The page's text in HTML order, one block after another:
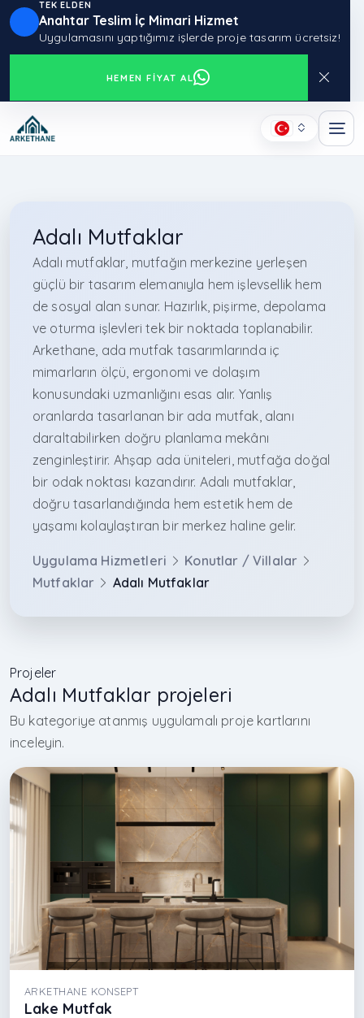
TEK ELDEN
Anahtar Teslim İç Mimari Hizmet
Uygulamasını yaptığımız işlerde proje tasarım ücretsiz!
HEMEN FIYAT AL
Adalı Mutfaklar
Adalı mutfaklar, mutfağın merkezine yerleşen
güçlü bir tasarım elemanıyla hem işlevsellik hem
de sosyal alan sunar. Hazırlık, pişirme, depolama
ve oturma işlevleri tek bir noktada toplanabilir.
Arkethane, ada mutfak tasarımlarında iç
mimarların ölçü, ergonomi ve dolaşım
konusundaki uzmanlığını esas alır. Yanlış
oranlarda tasarlanan bir ada mutfak, alanı
daraltabilirken doğru planlama mekânı
zenginleştirir. Ahşap ada üniteleri, mutfağa doğal
bir odak noktası kazandırır. Adalı mutfaklar,
doğru tasarlandığında hem estetik hem de
yaşamı kolaylaştıran bir merkez haline gelir.
Uygulama Hizmetleri
Konutlar / Villalar
Mutfaklar
Adalı Mutfaklar
Projeler
Adalı Mutfaklar projeleri
Bu kategoriye atanmış uygulamalı proje kartlarını
inceleyin.
ARKETHANE KONSEPT
Lake Mutfak